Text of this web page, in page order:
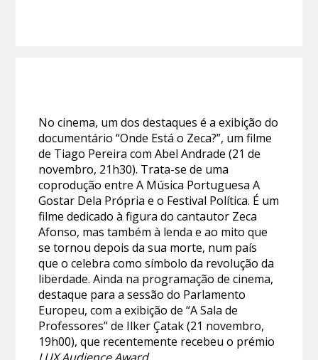
No cinema, um dos destaques é a exibição do
documentário “Onde Está o Zeca?”, um filme
de Tiago Pereira com Abel Andrade (21 de
novembro, 21h30). Trata-se de uma
coprodução entre A Música Portuguesa A
Gostar Dela Própria e o Festival Política. É um
filme dedicado à figura do cantautor Zeca
Afonso, mas também à lenda e ao mito que
se tornou depois da sua morte, num país
que o celebra como símbolo da revolução da
liberdade. Ainda na programação de cinema,
destaque para a sessão do Parlamento
Europeu, com a exibição de “A Sala de
Professores” de Ilker Çatak (21 novembro,
19h00), que recentemente recebeu o prémio